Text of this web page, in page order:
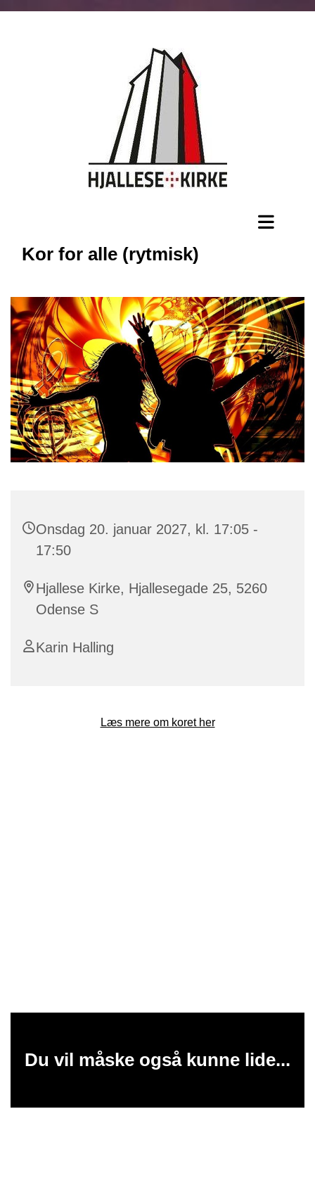
Kor for alle (rytmisk)
Onsdag 20. januar 2027, kl. 17:05 -
17:50
Hjallese Kirke, Hjallesegade 25, 5260
Odense S
Karin Halling
Læs mere om koret her
Du vil måske også kunne lide...